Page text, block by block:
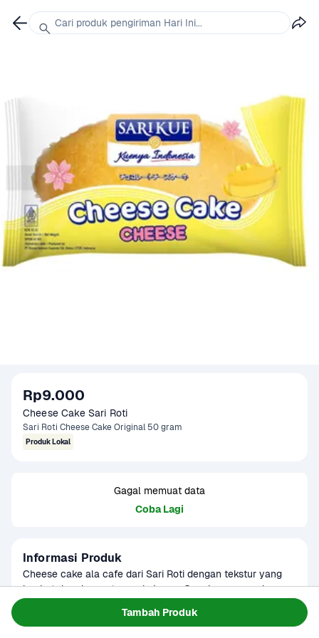
Tambah Produk
Rp9.000
Cheese Cake Sari Roti
Sari Roti Cheese Cake Original 50 gram
Produk Lokal
Gagal memuat data
Coba Lagi
Informasi Produk
Cheese cake ala cafe dari Sari Roti dengan tekstur yang
lembut dan ringan, terasa kejunya. Cocok menemani
Sarapan
Cari produk pengiriman Hari Ini...